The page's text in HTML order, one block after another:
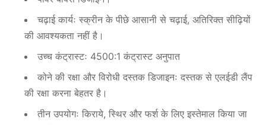
चढ़ाई कार्यः स्क्रीन के पीछे आसानी से चढ़ाई, अतिरिक्त सीढ़ियों
की आवश्यकता नहीं है।
उच्च कंट्रास्टः 4500:1 कंट्रास्ट अनुपात
कोने की रक्षा और विरोधी दस्तक डिजाइनः दस्तक से एलईडी लैंप
की रक्षा करना बेहतर है।
तीन उपयोगः किराये, स्थिर और फर्श के लिए इस्तेमाल किया जा